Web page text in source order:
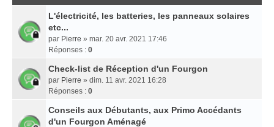
L'électricité, les batteries, les panneaux solaires
etc...
par Pierre » mar. 20 avr. 2021 17:46
Réponses : 0
Check-list de Réception d'un Fourgon
par Pierre » dim. 11 avr. 2021 16:28
Réponses : 0
Conseils aux Débutants, aux Primo Accédants
d'un Fourgon Aménagé